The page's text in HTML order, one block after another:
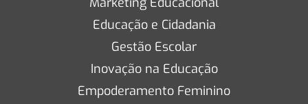
Educação e Cidadania
Gestão Escolar
Inovação na Educação
Empoderamento Feminino